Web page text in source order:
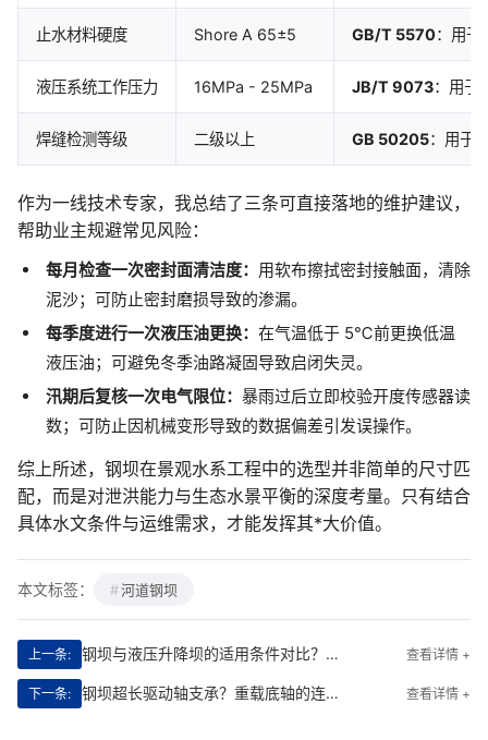
止水材料硬度 Shore A 65±5 GB/T 5570：用于
液压系统工作压力 16MPa - 25MPa JB/T 9073：用于
焊缝检测等级 二级以上 GB 50205：用于
作为一线技术专家，我总结了三条可直接落地的维护建议，
帮助业主规避常见风险：
每月检查一次密封面清洁度： 用软布擦拭密封接触面，清除
泥沙；可防止密封磨损导致的渗漏。
每季度进行一次液压油更换： 在气温低于 5℃前更换低温
液压油；可避免冬季油路凝固导致启闭失灵。
汛期后复核一次电气限位： 暴雨过后立即校验开度传感器读
数；可防止因机械变形导致的数据偏差引发误操作。
综上所述，钢坝在景观水系工程中的选型并非简单的尺寸匹
配，而是对泄洪能力与生态水景平衡的深度考量。只有结合
具体水文条件与运维需求，才能发挥其*大价值。
本文标签： 河道钢坝
上一条: 钢坝与液压升降坝的适用条件对比？地基要求与土建工程量的差异 查看详情 +
下一条: 钢坝超长驱动轴支承？重载底轴的连接与制造工艺要求 查看详情 +